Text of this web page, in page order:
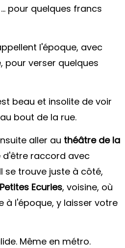
pour quelques francs
l'époque, avec
pour verser quelques
beau et insolite de voir
bout de la rue.
aller au théâtre de la
raccord avec
se trouve juste à côté,
Ecuries, voisine, où
à l'époque, y laisser votre
Même en métro.